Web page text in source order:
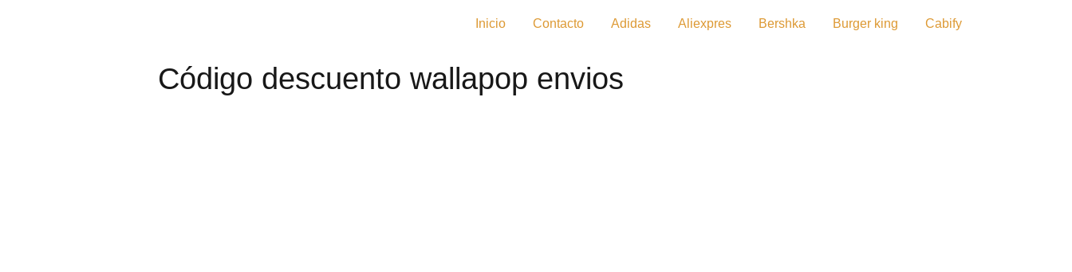
Inicio Contacto Adidas Aliexpres Bershka Burger king Cabify
Código descuento wallapop envios